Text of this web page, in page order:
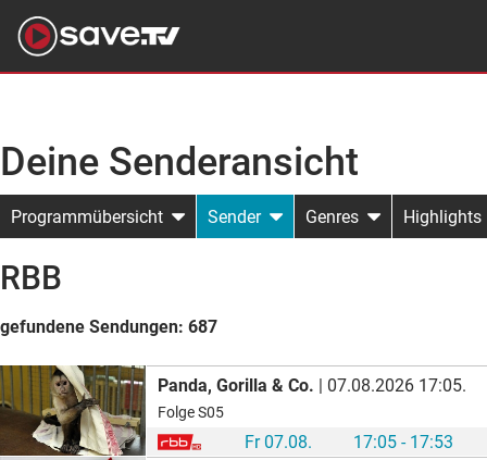
Deine Senderansicht
Programmübersicht Sender Genres Highlights
RBB
gefundene Sendungen: 687
Panda, Gorilla & Co. | 07.08.2026 17:05.
Folge S05
Fr 07.08.
17:05 - 17:53